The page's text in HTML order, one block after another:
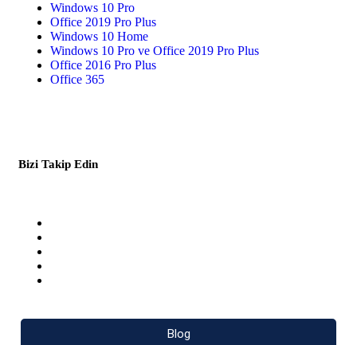
Windows 10 Pro
Office 2019 Pro Plus
Windows 10 Home
Windows 10 Pro ve Office 2019 Pro Plus
Office 2016 Pro Plus
Office 365
Bizi Takip Edin
Blog